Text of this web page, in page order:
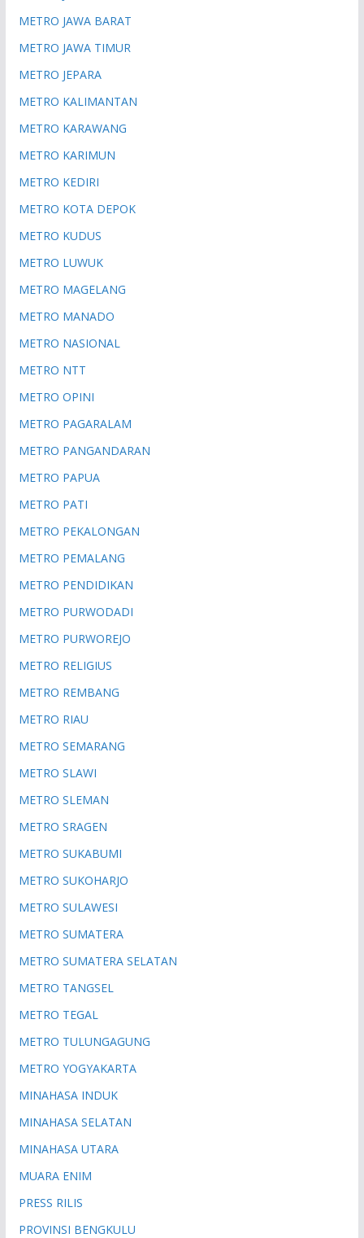
METRO JAWA BARAT
METRO JAWA TIMUR
METRO JEPARA
METRO KALIMANTAN
METRO KARAWANG
METRO KARIMUN
METRO KEDIRI
METRO KOTA DEPOK
METRO KUDUS
METRO LUWUK
METRO MAGELANG
METRO MANADO
METRO NASIONAL
METRO NTT
METRO OPINI
METRO PAGARALAM
METRO PANGANDARAN
METRO PAPUA
METRO PATI
METRO PEKALONGAN
METRO PEMALANG
METRO PENDIDIKAN
METRO PURWODADI
METRO PURWOREJO
METRO RELIGIUS
METRO REMBANG
METRO RIAU
METRO SEMARANG
METRO SLAWI
METRO SLEMAN
METRO SRAGEN
METRO SUKABUMI
METRO SUKOHARJO
METRO SULAWESI
METRO SUMATERA
METRO SUMATERA SELATAN
METRO TANGSEL
METRO TEGAL
METRO TULUNGAGUNG
METRO YOGYAKARTA
MINAHASA INDUK
MINAHASA SELATAN
MINAHASA UTARA
MUARA ENIM
PRESS RILIS
PROVINSI BENGKULU